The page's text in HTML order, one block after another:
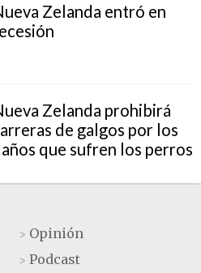
Zelanda entró en
Zelanda prohibirá
de galgos por los
que sufren los perros
> Opinión
> Podcast